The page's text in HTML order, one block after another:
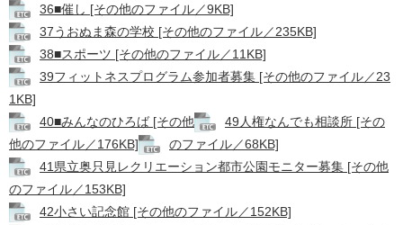
36■催し [その他のファイル／9KB]
37うおぬま森の学校 [その他のファイル／235KB]
38■スポーツ [その他のファイル／11KB]
39フィットネスプログラム参加者募集 [その他のファイル／23
1KB]
40■みんなのひろば [その他
49人権なんでも相談所 [その
他のファイル／176KB]
のファイル／68KB]
41県立奥只見レクリエーション都市公園モニター募集 [その他
のファイル／153KB]
42小さい記念館 [その他のファイル／152KB]